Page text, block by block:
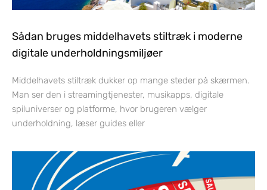
Sådan bruges middelhavets stiltræk i moderne
digitale underholdningsmiljøer
Middelhavets stiltræk dukker op mange steder på skærmen.
Man ser den i streamingtjenester, musikapps, digitale
spiluniverser og platforme, hvor brugeren vælger
underholdning, læser guides eller